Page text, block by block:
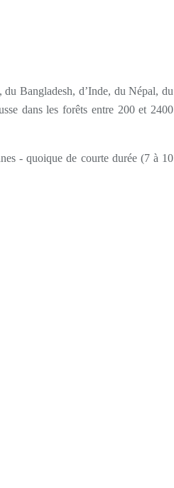
Bangladesh, d’Inde, du Népal, du
dans les forêts entre 200 et 2400
- quoique de courte durée (7 à 10